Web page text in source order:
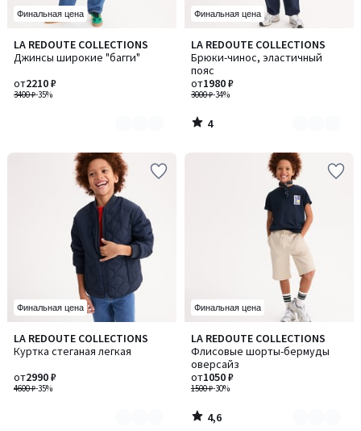
Финальная цена
LA REDOUTE COLLECTIONS
Джинсы широкие "багги"
3400 ₽-35%
от2210 ₽
Количество
цветов:
Финальная цена
LA REDOUTE COLLECTIONS
Брюки-чинос, эластичный
пояс
3000 ₽-34%
от1980 ₽
4
/
5
Количество
цветов:
2
4
/
Финальная цена
LA REDOUTE COLLECTIONS
Куртка стеганая легкая
4600 ₽-35%
от2990 ₽
Количество
цветов:
Финальная цена
LA REDOUTE COLLECTIONS
Флисовые шорты-бермуды
оверсайз
1500 ₽-30%
от1050 ₽
4,6
/ 5
Количество
цветов:
4
4,6
/